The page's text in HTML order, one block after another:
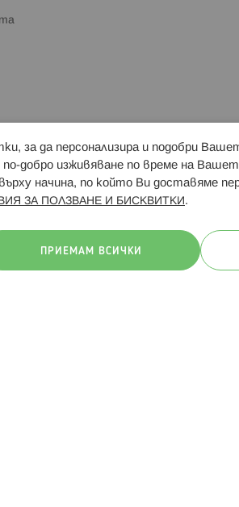
Свързани сайтове:
за да персонализира и подобри
добро изживяване по време на
начина, по който Ви доставяме
ЗА ПОЛЗВАНЕ И БИСКВИТКИ .
ПРИЕМАМ ВСИЧКИ